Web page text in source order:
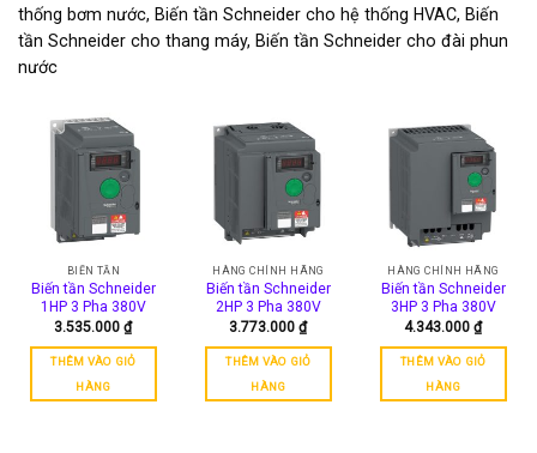
thống bơm nước, Biến tần Schneider cho hệ thống HVAC, Biến
tần Schneider cho thang máy, Biến tần Schneider cho đài phun
nước
BIẾN TẦN
Biến tần Schneider
1HP 3 Pha 380V
3.535.000₫
THÊM VÀO GIỎ
HÀNG
HÀNG CHÍNH HÃNG
Biến tần Schneider
2HP 3 Pha 380V
3.773.000₫
THÊM VÀO GIỎ
HÀNG
HÀNG CHÍNH HÃNG
Biến tần Schneider
3HP 3 Pha 380V
4.343.000₫
THÊM VÀO GIỎ
HÀNG